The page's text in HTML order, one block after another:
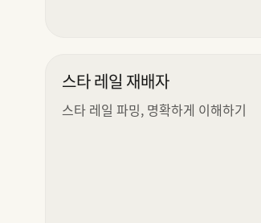
스타 레일 재배자
스타 레일 파밍, 명확하게 이해하기